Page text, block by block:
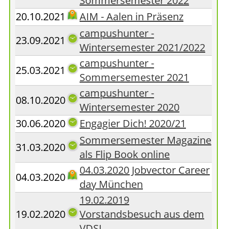
20.10.2021
AIM - Aalen in Präsenz
23.09.2021
campushunter -
Wintersemester 2021/2022
25.03.2021
campushunter -
Sommersemester 2021
08.10.2020
campushunter -
Wintersemester 2020
30.06.2020
Engagier Dich! 2020/21
31.03.2020
Sommersemester Magazine
als Flip Book online
04.03.2020
04.03.2020 Jobvector Career
day München
19.02.2020
19.02.2019
Vorstandsbesuch aus dem